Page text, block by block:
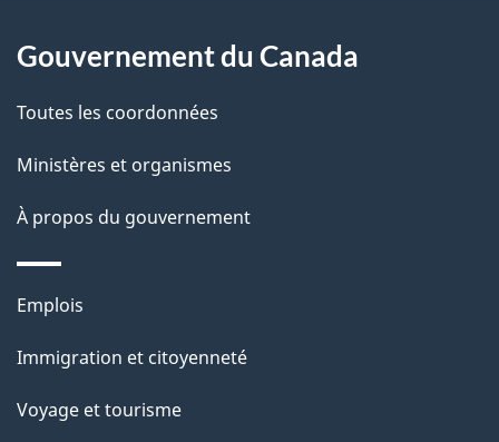
l
p
a
g
e
Gouvernement du Canada
Toutes les coordonnées
Ministères et organismes
À propos du gouvernement
Thèmes
sujets
Emplois
Immigration et citoyenneté
Voyage et tourisme